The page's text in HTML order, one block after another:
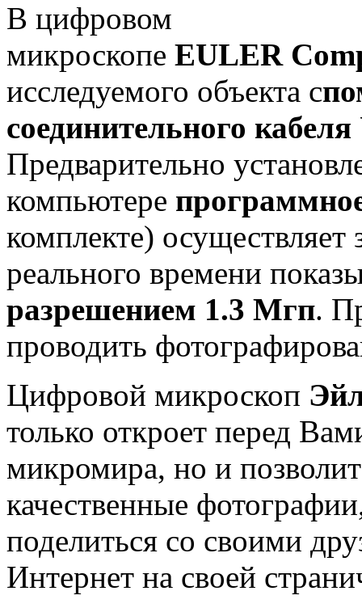
В цифровом
микроскопе EULER
исследуемого объекта с
соединительного кабеля
Предварительно
компьютере
комплекте)
реального времени
разрешением 1.3 Мгп.
проводить
Цифровой микроскоп
только откроет перед
микромира, но и
качественные
поделиться со своими
Интернет на своей